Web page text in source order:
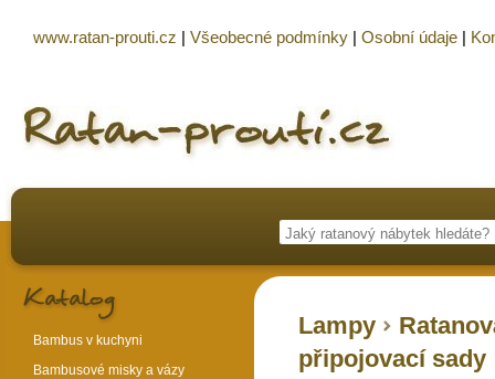
Lampy
připojovací sady
Bambus v kuchyni
Bambusové misky a vázy
www.ratan-prouti.cz | Všeobecné podmínky | Osobní údaje |